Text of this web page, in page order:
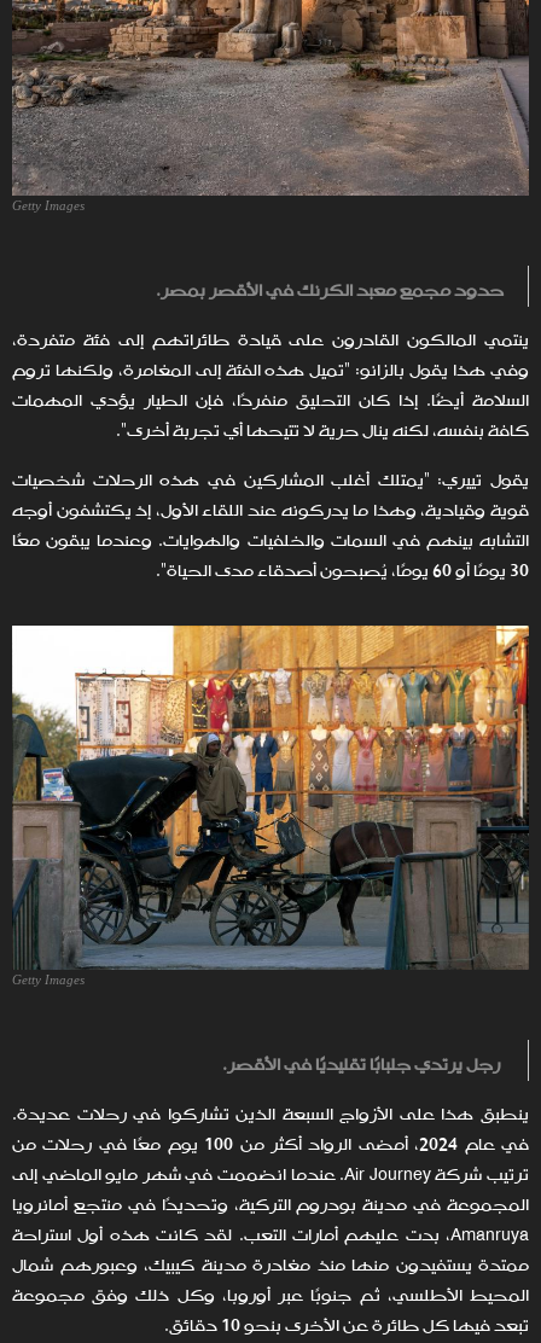
Getty Images
حدود مجمع معبد الكرنك في الأقصر بمصر.
ينتمي المالكون القادرون على قيادة طائراتهم إلى فئة متفردة،
وفي هذا يقول بالزانو: "تميل هذه الفئة إلى المغامرة، ولكنها تروم
السلامة أيضًا. إذا كان التحليق منفردًا، فإن الطيار يؤدي المهمات
كافة بنفسه، لكنه ينال حرية لا تتيحها أي تجربة أخرى".
يقول تييري: "يمتلك أغلب المشاركين في هذه الرحلات شخصيات
قوية وقيادية، وهذا ما يدركونه عند اللقاء الأول، إذ يكتشفون أوجه
التشابه بينهم في السمات والخلفيات والهوايات. وعندما يبقون معًا
30 يومًا أو 60 يومًا، يُصبحون أصدقاء مدى الحياة".
Getty Images
رجل يرتدي جلبابًا تقليديًا في الأقصر.
ينطبق هذا على الأزواج السبعة الذين تشاركوا في رحلات عديدة.
في عام 2024، أمضى الرواد أكثر من 100 يوم معًا في رحلات من
ترتيب شركة Air Journey. عندما انضممت في شهر مايو الماضي إلى
المجموعة في مدينة بودروم التركية، وتحديدًا في منتجع أمانرويا
Amanruya، بدت عليهم أمارات التعب. لقد كانت هذه أول استراحة
ممتدة يستفيدون منها منذ مغادرة مدينة كيبيك، وعبورهم شمال
المحيط الأطلسي، ثم جنوبًا عبر أوروبا، وكل ذلك وفق مجموعة
تبعد فيها كل طائرة عن الأخرى بنحو 10 دقائق.